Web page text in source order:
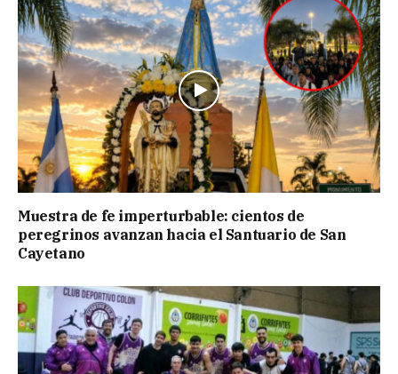
Muestra de fe imperturbable: cientos de
peregrinos avanzan hacia el Santuario de San
Cayetano